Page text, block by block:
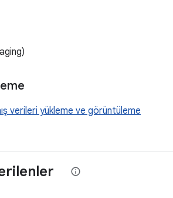
verileri yükleme ve görüntüleme